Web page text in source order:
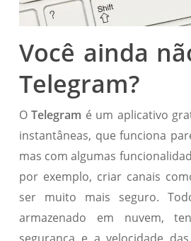
Você ainda
Telegram?
OTelegram é um aplicativo
instantâneas, que funciona
mas com algumas
por exemplo, criar canais
ser muito mais seguro.
armazenado em nuvem,